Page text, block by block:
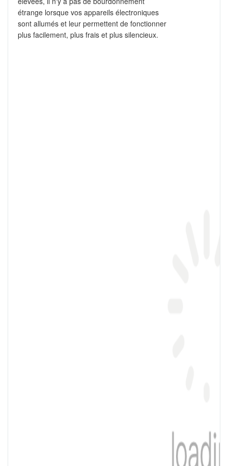
étrange lorsque vos appareils électroniques
sont allumés et leur permettent de fonctionner
plus facilement, plus frais et plus silencieux.